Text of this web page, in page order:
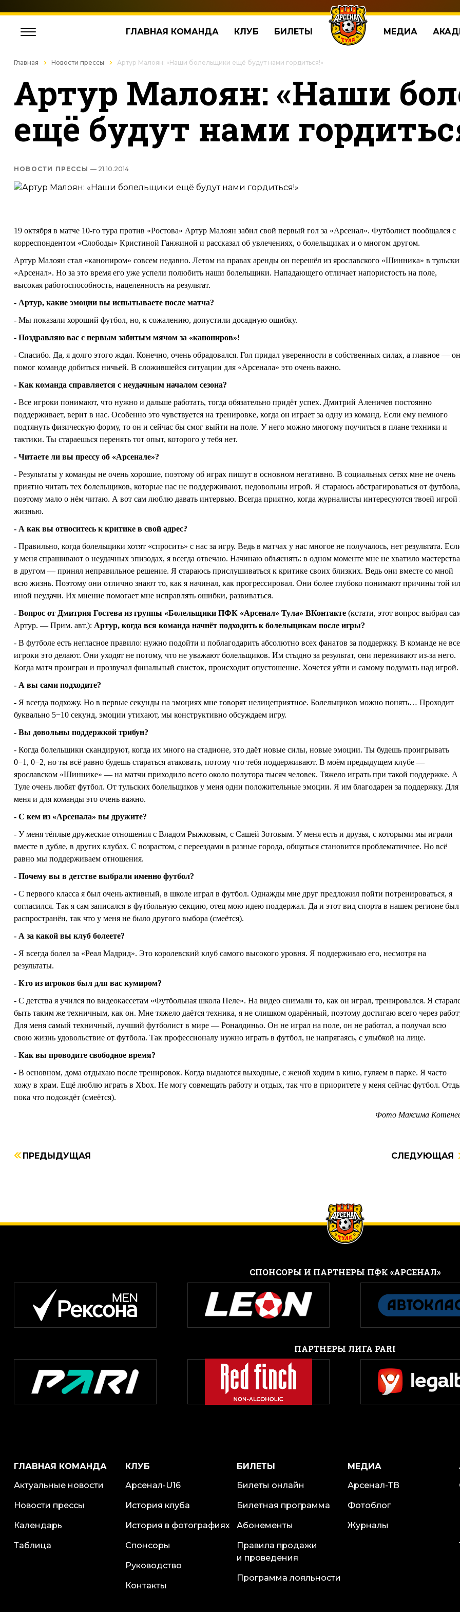
ГЛАВНАЯ КОМАНДА КЛУБ БИЛЕТЫ МЕДИА
Главная Новости прессы Артур Малоян: «Наши болельщики ещё будут нами гордиться!»
Артур Малоян: «Наши
ещё будут нами
НОВОСТИ ПРЕССЫ — 21.10.2014
19 октября в матче 10-го тура против «Ростова» Артур Малоян забил свой первый гол за «Арсенал». Футболист пообщался с
корреспондентом «Слободы» Кристиной Ганжиной и рассказал об увлечениях, о болельщиках и о многом другом.
Артур Малоян стал «канониром» совсем недавно. Летом на правах аренды он перешёл из ярославского «Шинника» в
«Арсенал». Но за это время его уже успели полюбить наши болельщики. Нападающего отличает напористость на поле,
высокая работоспособность, нацеленность на результат.
- Артур, какие эмоции вы испытываете после матча?
- Мы показали хороший футбол, но, к сожалению, допустили досадную ошибку.
- Поздравляю вас с первым забитым мячом за «канониров»!
- Спасибо. Да, я долго этого ждал. Конечно, очень обрадовался. Гол придал уверенности в собственных силах, а главное — он
помог команде добиться ничьей. В сложившейся ситуации для «Арсенала» это очень важно.
- Как команда справляется с неудачным началом сезона?
- Все игроки понимают, что нужно и дальше работать, тогда обязательно придёт успех. Дмитрий Аленичев постоянно
поддерживает, верит в нас. Особенно это чувствуется на тренировке, когда он играет за одну из команд. Если ему немного
подтянуть физическую форму, то он и сейчас бы смог выйти на поле. У него можно многому поучиться в плане техники и
тактики. Ты стараешься перенять тот опыт, которого у тебя нет.
- Читаете ли вы прессу об «Арсенале»?
- Результаты у команды не очень хорошие, поэтому об играх пишут в основном негативно. В социальных сетях мне не очень
приятно читать тех болельщиков, которые нас не поддерживают, недовольны игрой. Я стараюсь абстрагироваться от футбола,
поэтому мало о нём читаю. А вот сам люблю давать интервью. Всегда приятно, когда журналисты интересуются твоей игрой
жизнью.
- А как вы относитесь к критике в свой адрес?
- Правильно, когда болельщики хотят «спросить» с нас за игру. Ведь в матчах у нас многое не получалось, нет результата.
у меня спрашивают о неудачных эпизодах, я всегда отвечаю. Начинаю объяснять: в одном моменте мне не хватило
в другом — принял неправильное решение. Я стараюсь прислушиваться к критике своих близких. Ведь они вместе со мной
всю жизнь. Поэтому они отлично знают то, как я начинал, как прогрессировал. Они более глубоко понимают причины той
иной неудачи. Их мнение помогает мне исправлять ошибки, развиваться.
- Вопрос от Дмитрия Гостева из группы «Болельщики ПФК «Арсенал» Тула» ВКонтакте (кстати, этот вопрос выбрал
Артур. — Прим. авт.): Артур, когда вся команда начнёт подходить к болельщикам после игры?
- В футболе есть негласное правило: нужно подойти и поблагодарить абсолютно всех фанатов за поддержку. В команде не все
игроки это делают. Они уходят не потому, что не уважают болельщиков. Им стыдно за результат, они переживают из-за него.
Когда матч проигран и прозвучал финальный свисток, происходит опустошение. Хочется уйти и самому подумать над игрой.
- А вы сами подходите?
- Я всегда подхожу. Но в первые секунды на эмоциях мне говорят нелицеприятное. Болельщиков можно понять… Проходит
буквально 5−10 секунд, эмоции утихают, мы конструктивно обсуждаем игру.
- Вы довольны поддержкой трибун?
- Когда болельщики скандируют, когда их много на стадионе, это даёт новые силы, новые эмоции. Ты будешь проигрывать
0−1, 0−2, но ты всё равно будешь стараться атаковать, потому что тебя поддерживают. В моём предыдущем клубе —
ярославском «Шиннике» — на матчи приходило всего около полутора тысяч человек. Тяжело играть при такой поддержке. А
Туле очень любят футбол. От тульских болельщиков у меня одни положительные эмоции. Я им благодарен за поддержку. Для
меня и для команды это очень важно.
- С кем из «Арсенала» вы дружите?
- У меня тёплые дружеские отношения с Владом Рыжковым, с Сашей Зотовым. У меня есть и друзья, с которыми мы играли
вместе в дубле, в других клубах. С возрастом, с переездами в разные города, общаться становится проблематичнее. Но всё
равно мы поддерживаем отношения.
- Почему вы в детстве выбрали именно футбол?
- С первого класса я был очень активный, в школе играл в футбол. Однажды мне друг предложил пойти потренироваться, я
согласился. Так я сам записался в футбольную секцию, отец мою идею поддержал. Да и этот вид спорта в нашем регионе был
распространён, так что у меня не было другого выбора (смеётся).
- А за какой вы клуб болеете?
- Я всегда болел за «Реал Мадрид». Это королевский клуб самого высокого уровня. Я поддерживаю его, несмотря на
результаты.
- Кто из игроков был для вас кумиром?
- С детства я учился по видеокассетам «Футбольная школа Пеле». На видео снимали то, как он играл, тренировался. Я
быть таким же техничным, как он. Мне тяжело даётся техника, я не слишком одарённый, поэтому достигаю всего через
Для меня самый техничный, лучший футболист в мире — Роналдиньо. Он не играл на поле, он не работал, а получал всю
свою жизнь удовольствие от футбола. Так профессионалу нужно играть в футбол, не напрягаясь, с улыбкой на лице.
- Как вы проводите свободное время?
- В основном, дома отдыхаю после тренировок. Когда выдаются выходные, с женой ходим в кино, гуляем в парке. Я часто
хожу в храм. Ещё люблю играть в Xbox. Не могу совмещать работу и отдых, так что в приоритете у меня сейчас футбол.
пока что подождёт (смеётся).
Фото Максима
ПРЕДЫДУЩАЯ СЛЕДУЮЩАЯ
CПОНСОРЫ И ПАРТНЕРЫ ПФК «АРСЕНАЛ»
ПАРТНЕРЫ ЛИГА PARI
ГЛАВНАЯ КОМАНДА
Актуальные новости
Новости прессы
Календарь
Таблица
КЛУБ
Арсенал-U16
История клуба
История в фотографиях
Спонсоры
Руководство
Контакты
БИЛЕТЫ
Билеты онлайн
Билетная программа
Абонементы
Правила продажи
и проведения
Программа лояльности
МЕДИА
Арсенал-ТВ
Фотоблог
Журналы